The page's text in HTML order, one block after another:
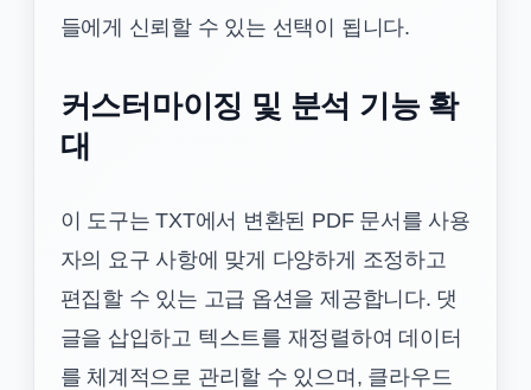
들에게 신뢰할 수 있는 선택이 됩니다.
커스터마이징 및 분석 기능 확
대
이 도구는 TXT에서 변환된 PDF 문서를 사용
자의 요구 사항에 맞게 다양하게 조정하고
편집할 수 있는 고급 옵션을 제공합니다. 댓
글을 삽입하고 텍스트를 재정렬하여 데이터
를 체계적으로 관리할 수 있으며, 클라우드